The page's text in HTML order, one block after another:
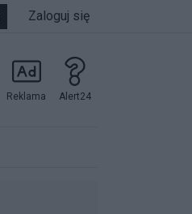
Zaloguj się
Reklama Alert24